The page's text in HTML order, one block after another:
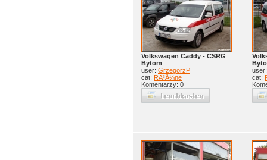
Volkswagen Caddy - CSRG
Bytom
user: GrzegorzP
cat: RÃ³Å¼ne
Komentarzy: 0
cat: